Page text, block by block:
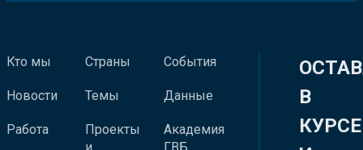
Кто мы
Новости
Работа
Страны
Темы
Проекты
События
Данные
Академия
В
КУРСЕ